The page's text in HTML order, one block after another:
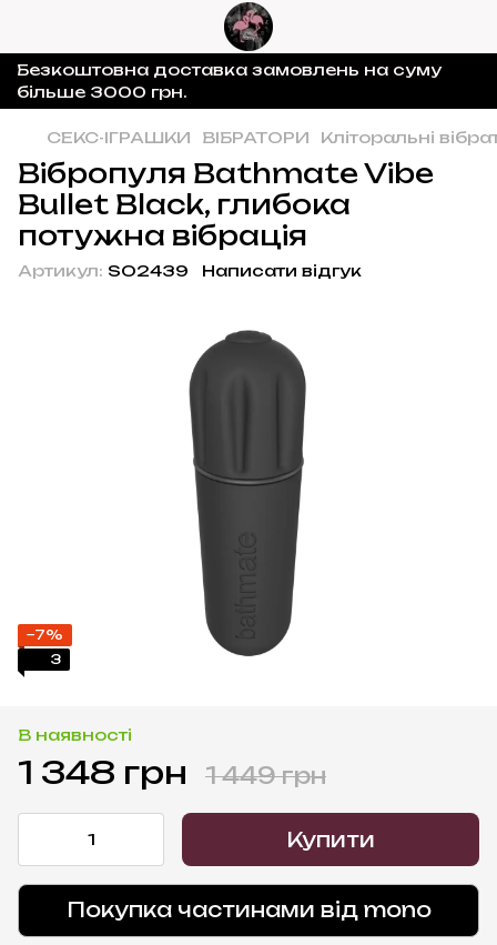
Безкоштовна доставка замовлень на суму
більше 3000 грн.
СЕКС-ІГРАШКИ ВІБРАТОРИ Кліторальні
Вібропуля Bathmate Vibe
Bullet Black, глибока
потужна вібрація
Артикул: SO2439 Написати відгук
−7%
3
В наявності
1 348 грн 1 449 грн
Купити
Покупка частинами від mono